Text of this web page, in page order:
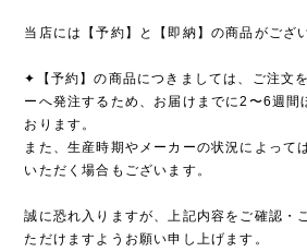
当店には【予約】と【即納】の商品がござ
✦【予約】の商品につきましては、ご注文
ーへ発注するため、お届けまでに2〜6週間
おります。
また、生産時期やメーカーの状況によって
いただく場合もございます。
誠に恐れ入りますが、上記内容をご確認・
ただけますようお願い申し上げます。